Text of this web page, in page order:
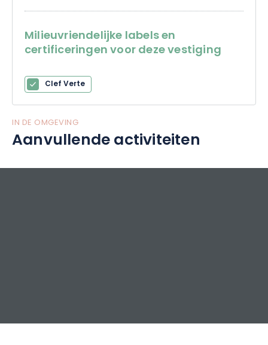
Milieuvriendelijke labels en
certificeringen voor deze vestiging
Clef Verte
IN DE OMGEVING
Aanvullende activiteiten